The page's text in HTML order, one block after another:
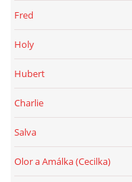
Fred
Holy
Hubert
Charlie
Salva
Olor a Amálka (Cecilka)